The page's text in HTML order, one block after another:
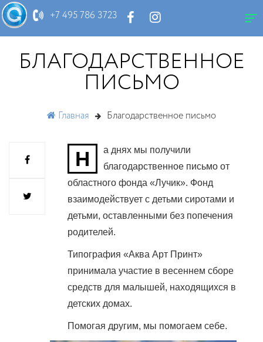
+7 495 786 3723
НОВОСТИ
БЛАГОДАРСТВЕННОЕ
ПИСЬМО
Главная Благодарственное письмо
Н
а днях мы получили
благодарственное письмо от
областного фонда «Лучик». Фонд
взаимодействует с детьми сиротами и
детьми, оставленными без попечения
родителей.
Типография «Аква Арт Принт»
принимала участие в весеннем сборе
средств для малышей, находящихся в
детских домах.
Помогая другим, мы помогаем себе.